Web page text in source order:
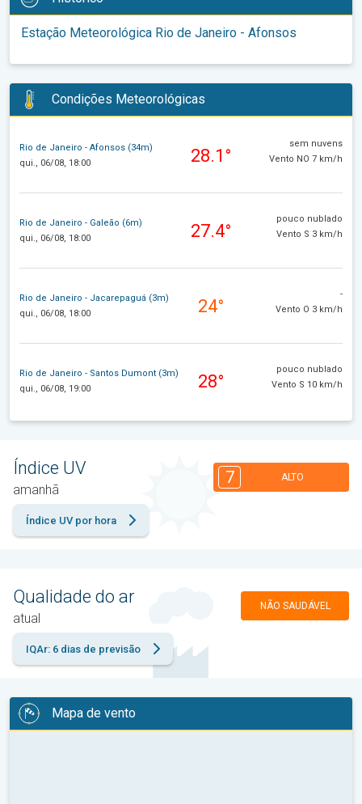
Estação Meteorológica Rio de Janeiro - Afonsos
Condições Meteorológicas
Rio de Janeiro - Afonsos (34m)
qui., 06/08, 18:00
28.1°
sem nuvens
Vento NO 7 km/h
Rio de Janeiro - Galeão (6m)
qui., 06/08, 18:00
27.4°
pouco nublado
Vento S 3 km/h
Rio de Janeiro - Jacarepaguá (3m)
qui., 06/08, 18:00
24°
-
Vento O 3 km/h
Rio de Janeiro - Santos Dumont (3m)
qui., 06/08, 19:00
28°
pouco nublado
Vento S 10 km/h
Índice UV
amanhã
7 ALTO
Índice UV por hora
Qualidade do ar
atual
NÃO SAUDÁVEL
IQAr: 6 dias de previsão
Mapa de vento